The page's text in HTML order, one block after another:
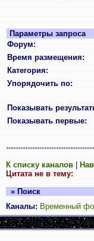
Параметры запроса
Форум:
Время размещения:
Категория:
Упорядочить по:
Показывать
Показывать первые:
К списку каналов
Цитата не в тему:
» Поиск
Каналы: Временный